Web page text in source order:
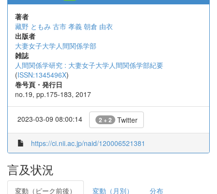
著者
藏野 ともみ 古市 孝義 朝倉 由衣
出版者
大妻女子大学人間関係学部
雑誌
人間関係学研究 : 大妻女子大学人間関係学部紀要
(ISSN:1345496X)
巻号頁・発行日
no.19, pp.175-183, 2017
2023-03-09 08:00:14 2 + 2 Twitter
https://ci.nii.ac.jp/naid/120006521381
言及状況
変動（ピーク前後） 変動（月別） 分布